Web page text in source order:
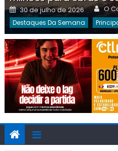
Posted
on
30 de julho de 2026 O
Destaques Da Semana